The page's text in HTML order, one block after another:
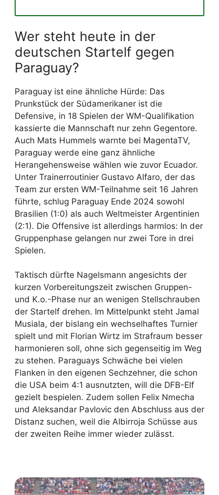
Wer steht heute in der
deutschen Startelf gegen
Paraguay?
Paraguay ist eine ähnliche Hürde: Das
Prunkstück der Südamerikaner ist die
Defensive, in 18 Spielen der WM-Qualifikation
kassierte die Mannschaft nur zehn Gegentore.
Auch Mats Hummels warnte bei MagentaTV,
Paraguay werde eine ganz ähnliche
Herangehensweise wählen wie zuvor Ecuador.
Unter Trainerroutinier Gustavo Alfaro, der das
Team zur ersten WM-Teilnahme seit 16 Jahren
führte, schlug Paraguay Ende 2024 sowohl
Brasilien (1:0) als auch Weltmeister Argentinien
(2:1). Die Offensive ist allerdings harmlos: In der
Gruppenphase gelangen nur zwei Tore in drei
Spielen.
Taktisch dürfte Nagelsmann angesichts der
kurzen Vorbereitungszeit zwischen Gruppen-
und K.o.-Phase nur an wenigen Stellschrauben
der Startelf drehen. Im Mittelpunkt steht Jamal
Musiala, der bislang ein wechselhaftes Turnier
spielt und mit Florian Wirtz im Strafraum besser
harmonieren soll, ohne sich gegenseitig im Weg
zu stehen. Paraguays Schwäche bei vielen
Flanken in den eigenen Sechzehner, die schon
die USA beim 4:1 ausnutzten, will die DFB-Elf
gezielt bespielen. Zudem sollen Felix Nmecha
und Aleksandar Pavlovic den Abschluss aus der
Distanz suchen, weil die Albirroja Schüsse aus
der zweiten Reihe immer wieder zulässt.